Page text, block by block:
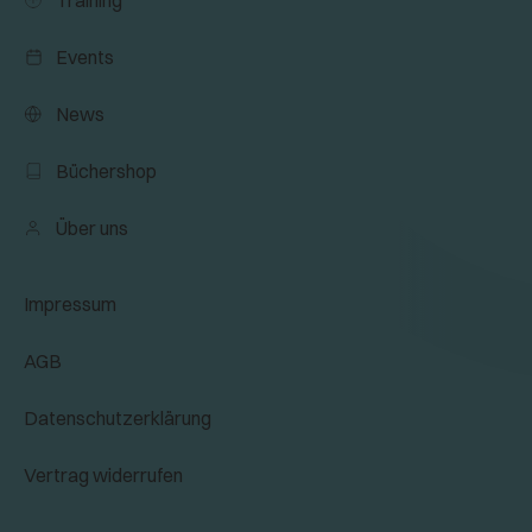
Events
News
Büchershop
Über uns
Impressum
AGB
Datenschutzerklärung
Vertrag widerrufen